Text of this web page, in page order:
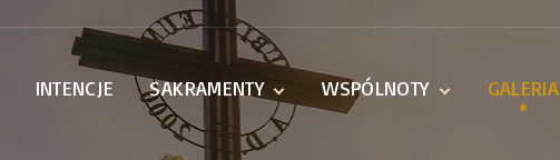
INTENCJE SAKRAMENTY
Spowiedź św.
WSPÓLNOTY GALERIA